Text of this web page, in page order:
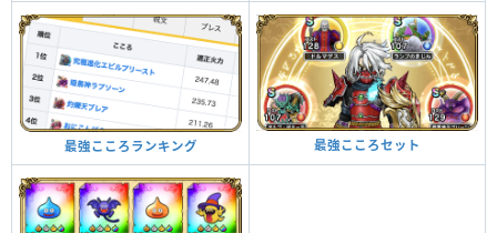
最強こころランキング 最強こころセット